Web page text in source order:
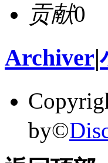
贡献0
Archiver|
by©